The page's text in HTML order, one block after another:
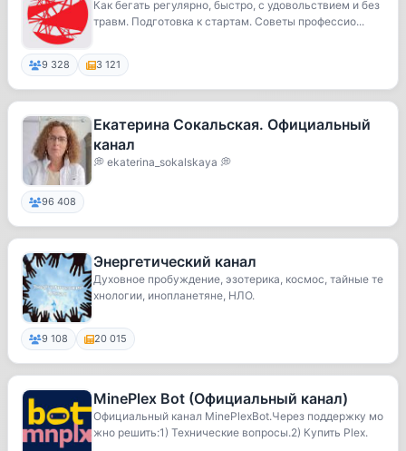
Как бегать регулярно, быстро, с удовольствием и без
травм. Подготовка к стартам. Советы профессио...
9 328 3 121
Екатерина Сокальская. Официальный
канал
💭 ekaterina_sokalskaya 💭
96 408
Энергетический канал
Духовное пробуждение, эзотерика, космос, тайные те
хнологии, инопланетяне, НЛО.
9 108 20 015
MinePlex Bot (Официальный канал)
Официальный канал MinePlexBot.Через поддержку мо
жно решить:1) Технические вопросы.2) Купить Plex.